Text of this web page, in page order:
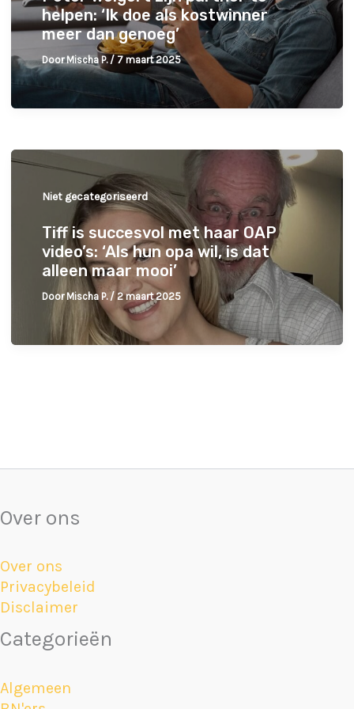
helpen: ‘Ik doe als kostwinner
meer dan genoeg’
DoorMischa P. / 7 maart 2025
Niet gecategoriseerd
Tiff is succesvol met haar OAP
video’s: ‘Als hun opa wil, is dat
alleen maar mooi’
Door Mischa P. /2 maart 2025
Over ons
Over ons
Privacybeleid
Disclaimer
Categorieën
Algemeen